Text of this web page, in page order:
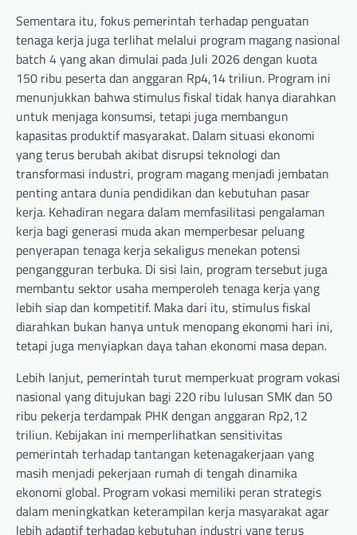
Sementara itu, fokus pemerintah terhadap penguatan
tenaga kerja juga terlihat melalui program magang nasional
batch 4 yang akan dimulai pada Juli 2026 dengan kuota
150 ribu peserta dan anggaran Rp4,14 triliun. Program ini
menunjukkan bahwa stimulus fiskal tidak hanya diarahkan
untuk menjaga konsumsi, tetapi juga membangun
kapasitas produktif masyarakat. Dalam situasi ekonomi
yang terus berubah akibat disrupsi teknologi dan
transformasi industri, program magang menjadi jembatan
penting antara dunia pendidikan dan kebutuhan pasar
kerja. Kehadiran negara dalam memfasilitasi pengalaman
kerja bagi generasi muda akan memperbesar peluang
penyerapan tenaga kerja sekaligus menekan potensi
pengangguran terbuka. Di sisi lain, program tersebut juga
membantu sektor usaha memperoleh tenaga kerja yang
lebih siap dan kompetitif. Maka dari itu, stimulus fiskal
diarahkan bukan hanya untuk menopang ekonomi hari ini,
tetapi juga menyiapkan daya tahan ekonomi masa depan.
Lebih lanjut, pemerintah turut memperkuat program vokasi
nasional yang ditujukan bagi 220 ribu lulusan SMK dan 50
ribu pekerja terdampak PHK dengan anggaran Rp2,12
triliun. Kebijakan ini memperlihatkan sensitivitas
pemerintah terhadap tantangan ketenagakerjaan yang
masih menjadi pekerjaan rumah di tengah dinamika
ekonomi global. Program vokasi memiliki peran strategis
dalam meningkatkan keterampilan kerja masyarakat agar
lebih adaptif terhadap kebutuhan industri yang terus